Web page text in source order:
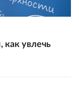
как увлечь